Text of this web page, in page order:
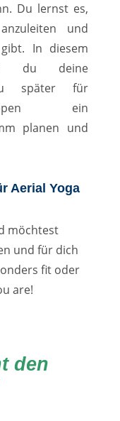
Du lernst es,
und
In diesem
du deine
später für
ein
planen und
Aerial Yoga
möchtest
und für dich
fit oder
are!
den